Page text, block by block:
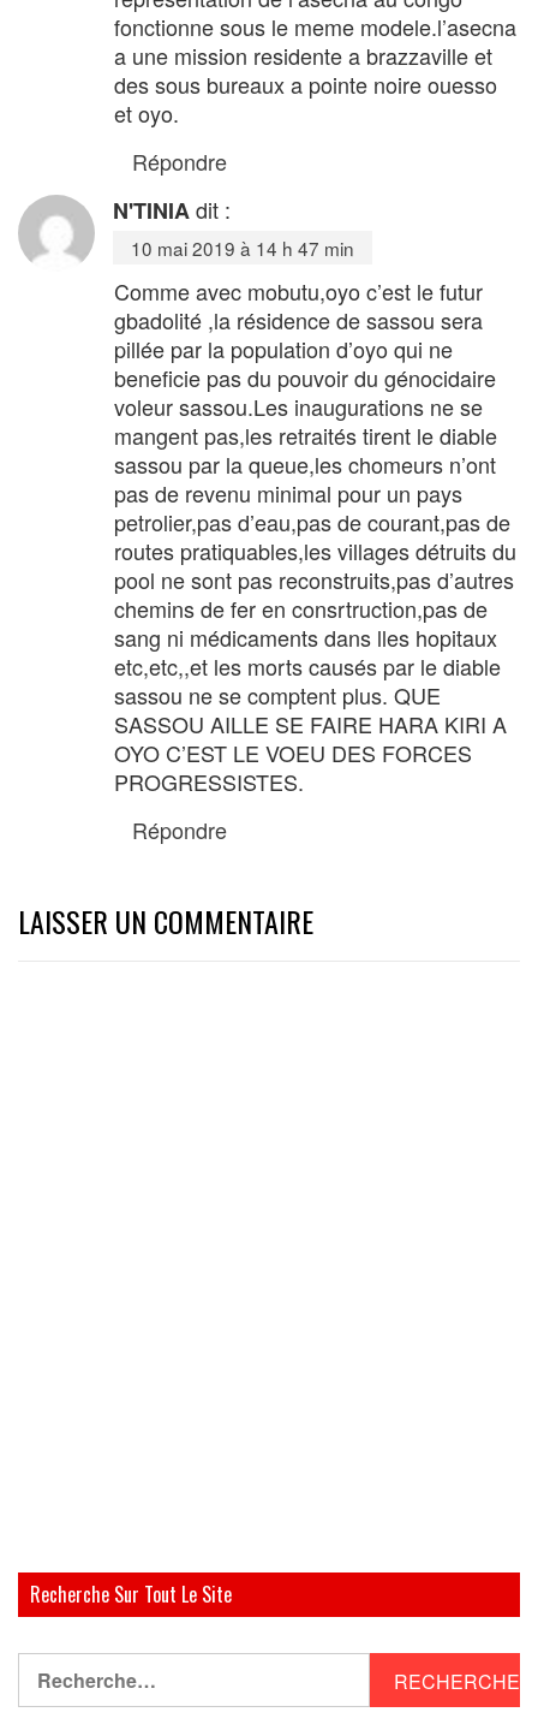
fonctionne sous le meme modele.l’asecna
a une mission residente a brazzaville et
des sous bureaux a pointe noire ouesso
et oyo.
Répondre
N'TINIAdit :
10 mai 2019 à 14 h 47 min
Comme avec mobutu,oyo c’est le futur
gbadolité ,la résidence de sassou sera
pillée par la population d’oyo qui ne
beneficie pas du pouvoir du génocidaire
voleur sassou.Les inaugurations ne se
mangent pas,les retraités tirent le diable
sassou par la queue,les chomeurs n’ont
pas de revenu minimal pour un pays
petrolier,pas d’eau,pas de courant,pas de
routes pratiquables,les villages détruits du
pool ne sont pas reconstruits,pas d’autres
chemins de fer en consrtruction,pas de
sang ni médicaments dans lles hopitaux
etc,etc,,et les morts causés par le diable
sassou ne se comptent plus. QUE
SASSOU AILLE SE FAIRE HARA KIRI A
OYO C’EST LE VOEU DES FORCES
PROGRESSISTES.
Répondre
LAISSER UN COMMENTAIRE
Recherche Sur Tout Le Site